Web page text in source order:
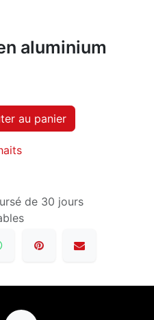
aluminium
au panier
de 30 jours